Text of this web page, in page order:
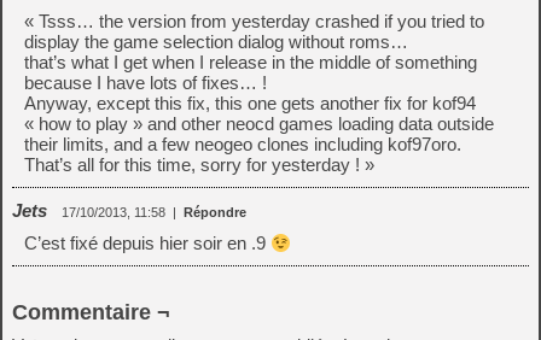
« Tsss… the version from yesterday crashed if you tried to
display the game selection dialog without roms…
that’s what I get when I release in the middle of something
because I have lots of fixes… !
Anyway, except this fix, this one gets another fix for kof94
« how to play » and other neocd games loading data outside
their limits, and a few neogeo clones including kof97oro.
That’s all for this time, sorry for yesterday ! »
Jets 17/10/2013, 11:58 | Répondre
C’est fixé depuis hier soir en .9
Commentaire ¬